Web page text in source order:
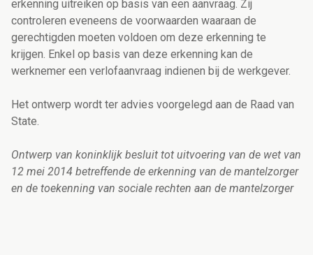
erkenning uitreiken op basis van een aanvraag. Zij
controleren eveneens de voorwaarden waaraan de
gerechtigden moeten voldoen om deze erkenning te
krijgen. Enkel op basis van deze erkenning kan de
werknemer een verlofaanvraag indienen bij de werkgever.
Het ontwerp wordt ter advies voorgelegd aan de Raad van
State.
Ontwerp van koninklijk besluit tot uitvoering van de wet van
12 mei 2014 betreffende de erkenning van de mantelzorger
en de toekenning van sociale rechten aan de mantelzorger